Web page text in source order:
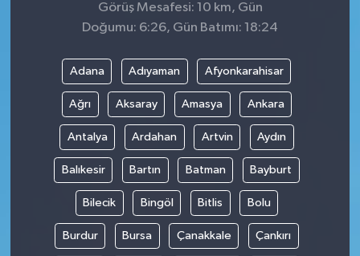
Görüş Mesafesi: 10 km, Gün
Doğumu: 6:26, Gün Batımı: 18:24
Adana Adıyaman Afyonkarahisar
Ağrı Aksaray Amasya Ankara
Antalya Ardahan Artvin Aydın
Balıkesir Bartın Batman Bayburt
Bilecik Bingöl Bitlis Bolu
Burdur Bursa Çanakkale Çankırı